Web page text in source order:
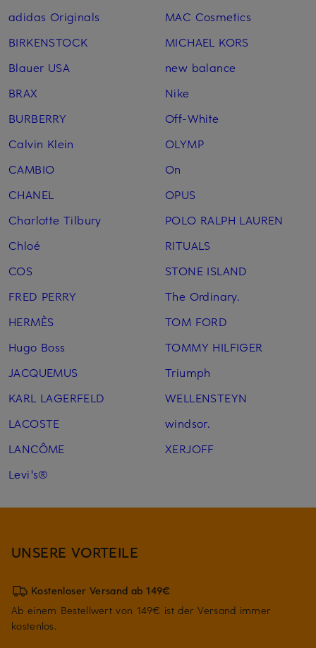
adidas Originals
BIRKENSTOCK
Blauer USA
BRAX
BURBERRY
Calvin Klein
CAMBIO
CHANEL
Charlotte Tilbury
Chloé
COS
FRED PERRY
HERMÈS
Hugo Boss
JACQUEMUS
KARL LAGERFELD
LACOSTE
LANCÔME
Levi's®
MAC Cosmetics
MICHAEL KORS
new balance
Nike
Off-White
OLYMP
On
OPUS
POLO RALPH LAUREN
RITUALS
STONE ISLAND
The Ordinary.
TOM FORD
TOMMY HILFIGER
Triumph
WELLENSTEYN
windsor.
XERJOFF
UNSERE VORTEILE
Kostenloser Versand ab 149€
Ab einem Bestellwert von 149€ ist der Versand immer
kostenlos.